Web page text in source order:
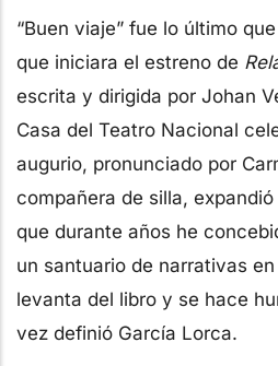
“Buen viaje” fue lo último
que iniciara el estreno de
escrita y dirigida por Johan
Casa del Teatro Nacional
augurio, pronunciado por
compañera de silla,
que durante años he
un santuario de narrativas
levanta del libro y se hace
vez definió García Lorca.